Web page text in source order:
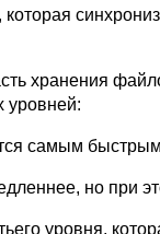
хранения
уровней:
самым
но при
уровня,